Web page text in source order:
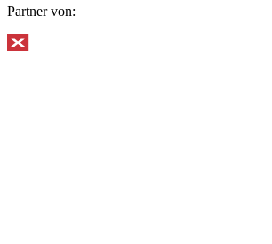
Partner von: